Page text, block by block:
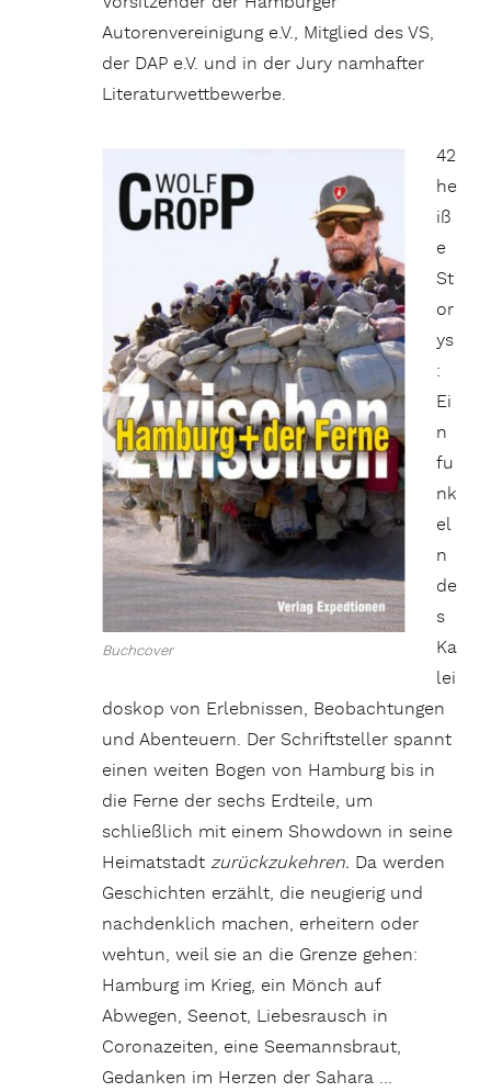
Autorenvereinigung e.V., Mitglied des VS,
der DAP e.V. und in der Jury namhafter
Literaturwettbewerbe.
Buchcover
42
he
iß
e
St
or
ys
:
Ei
n
fu
nk
el
n
de
s
Ka
lei
doskop von Erlebnissen, Beobachtungen
und Abenteuern. Der Schriftsteller spannt
einen weiten Bogen von Hamburg bis in
die Ferne der sechs Erdteile, um
schließlich mit einem Showdown in seine
Heimatstadt zurückzukehren. Da werden
Geschichten erzählt, die neugierig und
nachdenklich machen, erheitern oder
wehtun, weil sie an die Grenze gehen:
Hamburg im Krieg, ein Mönch auf
Abwegen, Seenot, Liebesrausch in
Coronazeiten, eine Seemannsbraut,
Gedanken im Herzen der Sahara …